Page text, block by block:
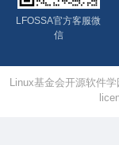
LFOSSA官方客服微
信
Linux基金会开源软件